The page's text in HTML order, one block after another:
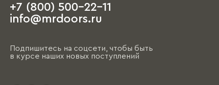
+7 (800) 500-22-11
info@mrdoors.ru
Подпишитесь на соцсети, чтобы быть
в курсе наших новых поступлений